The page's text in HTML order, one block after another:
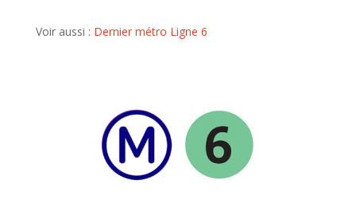
Voir aussi : Dernier métro Ligne 6